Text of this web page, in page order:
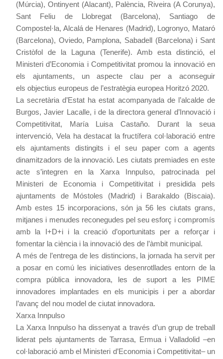
(Múrcia), Ontinyent (Alacant), Palència, Riveira (A Corunya),
Sant Feliu de Llobregat (Barcelona), Santiago de
Compostel·la, Alcalá de Henares (Madrid), Logronyo, Mataró
(Barcelona), Oviedo, Pamplona, Sabadell (Barcelona) i Sant
Cristòfol de la Laguna (Tenerife). Amb esta distinció, el
Ministeri d’Economia i Competitivitat promou la innovació en
els ajuntaments, un aspecte clau per a aconseguir
els objectius europeus de l’estratègia europea Horitzó 2020.
La secretària d’Estat ha estat acompanyada de l’alcalde de
Burgos, Javier Lacalle, i de la directora general d’Innovació i
Competitivitat, María Luisa Castaño. Durant la seua
intervenció, Vela ha destacat la fructífera col·laboració entre
els ajuntaments distingits i el seu paper com a agents
dinamitzadors de la innovació. Les ciutats premiades en este
acte s’integren en la Xarxa Innpulso, patrocinada pel
Ministeri de Economia i Competitivitat i presidida pels
ajuntaments de Móstoles (Madrid) i Barakaldo (Biscaia).
Amb estes 15 incorporacions, són ja 56 les ciutats grans,
mitjanes i menudes reconegudes pel seu esforç i compromís
amb la I+D+i i la creació d’oportunitats per a reforçar i
fomentar la ciència i la innovació des de l’àmbit municipal.
A més de l’entrega de les distincions, la jornada ha servit per
a posar en comú les iniciatives desenrotllades entorn de la
compra pública innovadora, les de suport a les PIME
innovadores implantades en els municipis i per a abordar
l’avanç del nou model de ciutat innovadora.
Xarxa Innpulso
La Xarxa Innpulso ha dissenyat a través d’un grup de treball
liderat pels ajuntaments de Tarrasa, Ermua i Valladolid –en
col·laboració amb el Ministeri d’Economia i Competitivitat– un